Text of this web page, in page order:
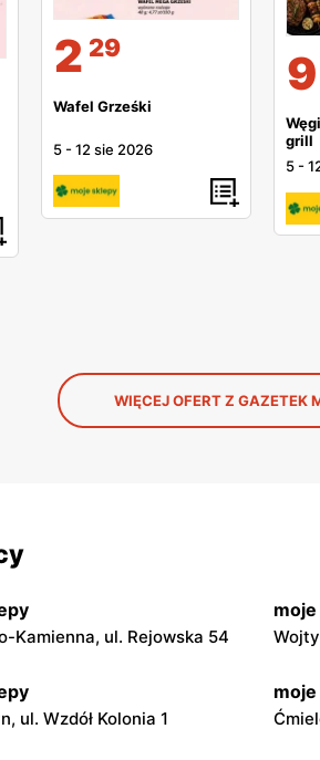
2 29
Wafel Grześki
5 -12 sie 2026
9
grill
5 -
WIĘCEJ OFERT Z GAZETEK
Kamienna, ul. Rejowska 54
ul. Wzdół Kolonia 1